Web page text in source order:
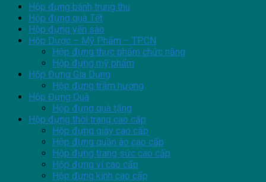
Hộp đựng bánh trung thu
Hộp đựng quà Tết
Hộp đựng yến sào
Hộp Dược – Mỹ Phẩm – TPCN
Hộp đựng thực phẩm chức năng
Hộp đựng mỹ phẩm
Hộp Đựng Gia Dụng
Hộp đựng trầm hương
Hộp Đựng Quà
Hộp đựng quà tặng
Hộp đựng thời trang cao cấp
Hộp đựng giày cao cấp
Hộp đựng quần áo cao cấp
Hộp đựng trang sức cao cấp
Hộp đựng ví cao cấp
Hộp đựng kính cao cấp